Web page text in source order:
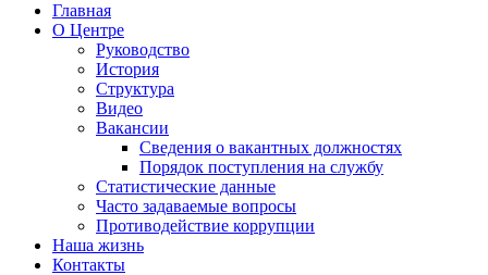
Главная
О Центре
Руководство
История
Структура
Видео
Вакансии
Сведения о вакантных должностях
Порядок поступления на службу
Статистические данные
Часто задаваемые вопросы
Противодействие коррупции
Наша жизнь
Контакты